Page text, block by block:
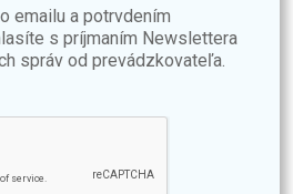
emailu a potrvdením
s príjmaním Newslettera
správ od prevádzkovateľa.